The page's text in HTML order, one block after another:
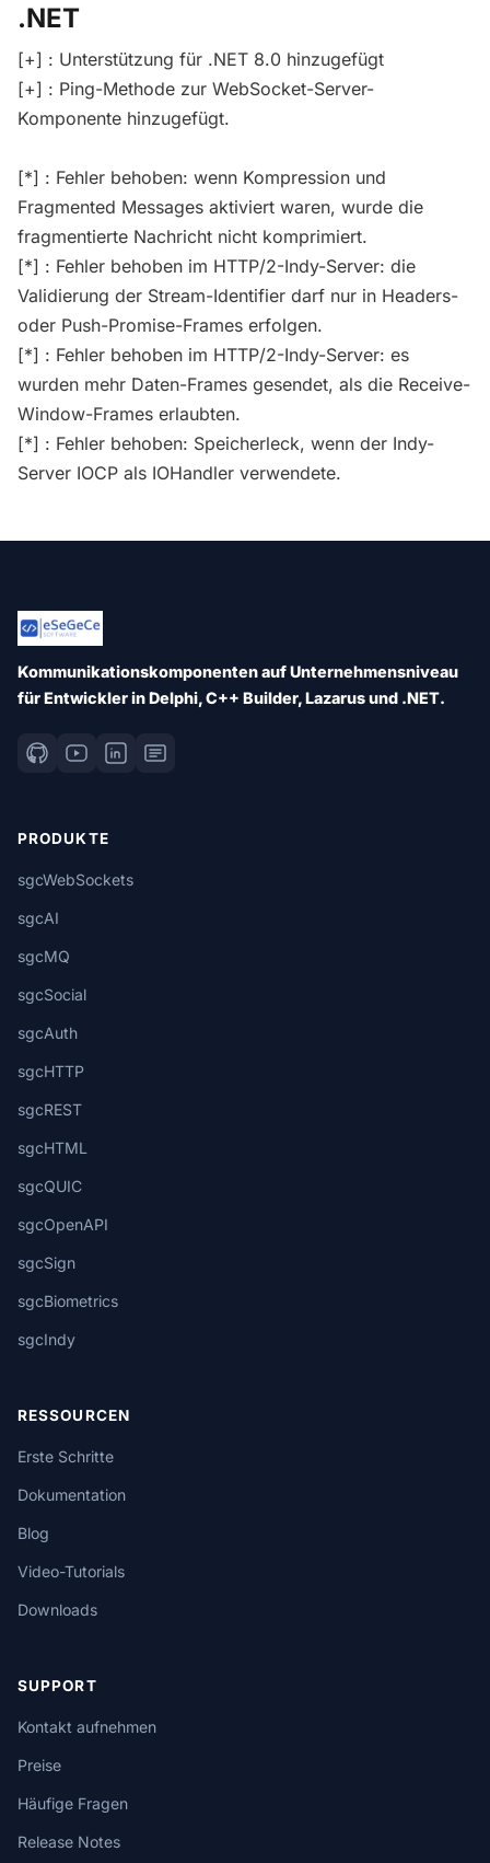
.NET
[+] : Unterstützung für .NET 8.0 hinzugefügt
[+] : Ping-Methode zur WebSocket-Server-
Komponente hinzugefügt.
[*] : Fehler behoben: wenn Kompression und
Fragmented Messages aktiviert waren, wurde die
fragmentierte Nachricht nicht komprimiert.
[*] : Fehler behoben im HTTP/2-Indy-Server: die
Validierung der Stream-Identifier darf nur in Headers-
oder Push-Promise-Frames erfolgen.
[*] : Fehler behoben im HTTP/2-Indy-Server: es
wurden mehr Daten-Frames gesendet, als die Receive-
Window-Frames erlaubten.
[*] : Fehler behoben: Speicherleck, wenn der Indy-
Server IOCP als IOHandler verwendete.
Kommunikationskomponenten auf Unternehmensniveau
für Entwickler in Delphi, C++ Builder, Lazarus und .NET.
PRODUKTE
sgcWebSockets
sgcAI
sgcMQ
sgcSocial
sgcAuth
sgcHTTP
sgcREST
sgcHTML
sgcQUIC
sgcOpenAPI
sgcSign
sgcBiometrics
sgcIndy
RESSOURCEN
Erste Schritte
Dokumentation
Blog
Video-Tutorials
Downloads
SUPPORT
Kontakt aufnehmen
Preise
Häufige Fragen
Release Notes